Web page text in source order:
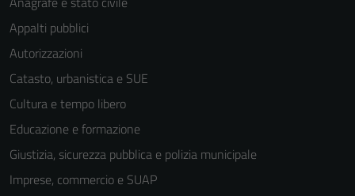
Appalti pubblici
Autorizzazioni
Catasto, urbanistica e SUE
Cultura e tempo libero
Educazione e formazione
Giustizia, sicurezza pubblica e polizia municipale
Imprese, commercio e SUAP
funzionamento